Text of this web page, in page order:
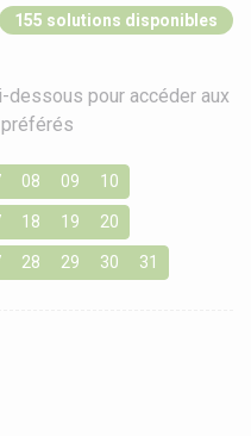
155 solutions disponibles
dessous pour accéder aux
08 09 10
18 19 20
28 29 30 31